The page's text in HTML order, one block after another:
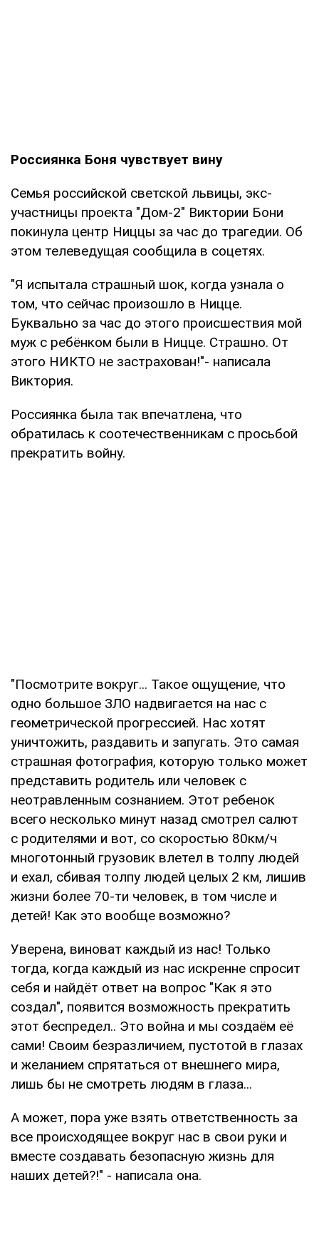
Россиянка Боня чувствует вину
Семья российской светской львицы, экс-
участницы проекта "Дом-2" Виктории Бони
покинула центр Ниццы за час до трагедии. Об
этом телеведущая сообщила в соцетях.
"Я испытала страшный шок, когда узнала о
том, что сейчас произошло в Ницце.
Буквально за час до этого происшествия мой
муж с ребёнком были в Ницце. Страшно. От
этого НИКТО не застрахован!"- написала
Виктория.
Россиянка была так впечатлена, что
обратилась к соотечественникам с просьбой
прекратить войну.
"Посмотрите вокруг... Такое ощущение, что
одно большое ЗЛО надвигается на нас с
геометрической прогрессией. Нас хотят
уничтожить, раздавить и запугать. Это самая
страшная фотография, которую только может
представить родитель или человек с
неотравленным сознанием. Этот ребенок
всего несколько минут назад смотрел салют
с родителями и вот, со скоростью 80км/ч
многотонный грузовик влетел в толпу людей
и ехал, сбивая толпу людей целых 2 км, лишив
жизни более 70-ти человек, в том числе и
детей! Как это вообще возможно?
Уверена, виноват каждый из нас! Только
тогда, когда каждый из нас искренне спросит
себя и найдёт ответ на вопрос "Как я это
создал", появится возможность прекратить
этот беспредел.. Это война и мы создаём её
сами! Своим безразличием, пустотой в глазах
и желанием спрятаться от внешнего мира,
лишь бы не смотреть людям в глаза...
А может, пора уже взять ответственность за
все происходящее вокруг нас в свои руки и
вместе создавать безопасную жизнь для
наших детей?!" - написала она.